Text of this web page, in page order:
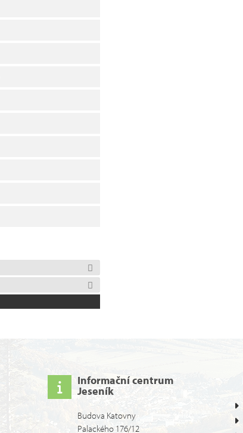
Informační centrum
Jeseník
Budova Katovny
Palackého 176/12